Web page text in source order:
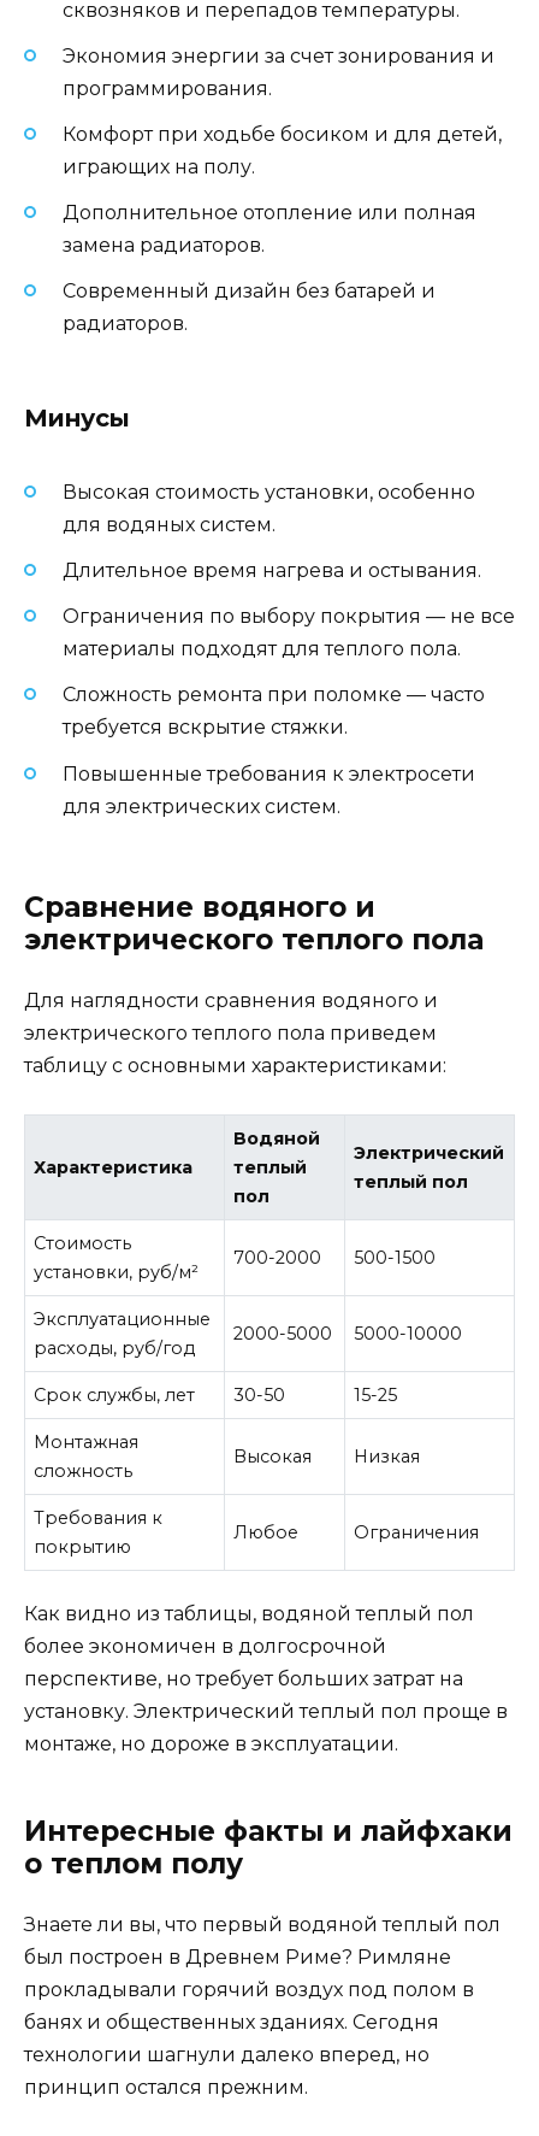
сквозняков и перепадов температуры.
Экономия энергии за счет зонирования и
программирования.
Комфорт при ходьбе босиком и для детей,
играющих на полу.
Дополнительное отопление или полная
замена радиаторов.
Современный дизайн без батарей и
радиаторов.
Минусы
Высокая стоимость установки, особенно
для водяных систем.
Длительное время нагрева и остывания.
Ограничения по выбору покрытия — не все
материалы подходят для теплого пола.
Сложность ремонта при поломке — часто
требуется вскрытие стяжки.
Повышенные требования к электросети
для электрических систем.
Сравнение водяного и
электрического теплого пола
Для наглядности сравнения водяного и
электрического теплого пола приведем
таблицу с основными характеристиками:
Характеристика
Водяной
теплый
пол
Электрический
теплый пол
Стоимость
установки, руб/м²
700-2000 500-1500
Эксплуатационные
расходы, руб/год
2000-5000 5000-10000
Срок службы, лет 30-50 15-25
Монтажная
сложность
Высокая Низкая
Требования к
покрытию
Любое Ограничения
Как видно из таблицы, водяной теплый пол
более экономичен в долгосрочной
перспективе, но требует больших затрат на
установку. Электрический теплый пол проще в
монтаже, но дороже в эксплуатации.
Интересные факты и лайфхаки
о теплом полу
Знаете ли вы, что первый водяной теплый пол
был построен в Древнем Риме? Римляне
прокладывали горячий воздух под полом в
банях и общественных зданиях. Сегодня
технологии шагнули далеко вперед, но
принцип остался прежним.